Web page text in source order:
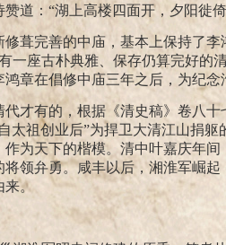
赞道 ： “湖上高楼四面开，夕阳徙
修葺完善的中庙，基本上保持了李
一座古朴典雅、保存仍算完好的
鸿章在倡修中庙三年之后， 为纪念
代才有的，根据《清史稿》卷八
太祖创业后”为捍卫大清江山捐
作为天下的楷模。清中叶嘉庆年
将领弁勇。咸丰以后，湘淮军崛
。